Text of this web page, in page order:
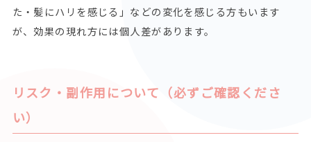
た・髪にハリを感じる」などの変化を感じる方もいます
が、効果の現れ方には個人差があります。
リスク・副作用について（必ずご確認くださ
い）